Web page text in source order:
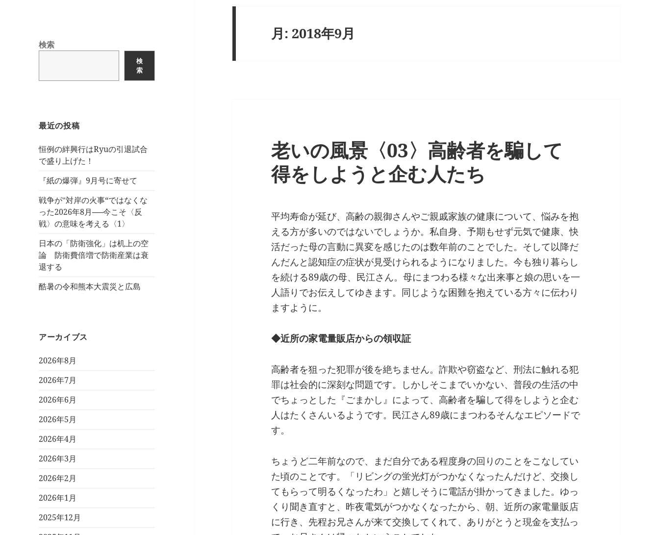
検索
検
索
最近の投稿
恒例の絆興行はRyuの引退試合
で盛り上げた！
『紙の爆弾』9月号に寄せて
戦争が‟対岸の火事“ではなくな
った2026年8月──今こそ〈反
戦〉の意味を考える〈1〉
日本の「防衛強化」は机上の空
論 防衛費倍増で防衛産業は衰
退する
酷暑の令和熊本大震災と広島
アーカイブス
2026年8月
2026年7月
2026年6月
2026年5月
2026年4月
2026年3月
2026年2月
2026年1月
2025年12月
月: 2018年9月
老いの風景〈03〉高齢者を騙して
得をしようと企む人たち
平均寿命が延び、高齢の親御さんやご親戚家族の健康について、悩みを抱
える方が多いのではないでしょうか。私自身、予期もせず元気で健康、快
活だった母の言動に異変を感じたのは数年前のことでした。そして以降だ
んだんと認知症の症状が見受けられるようになりました。今も独り暮らし
を続ける89歳の母、民江さん。母にまつわる様々な出来事と娘の思いを一
人語りでお伝えしてゆきます。同じような困難を抱えている方々に伝わり
ますように。
◆近所の家電量販店からの領収証
高齢者を狙った犯罪が後を絶ちません。詐欺や窃盗など、刑法に触れる犯
罪は社会的に深刻な問題です。しかしそこまでいかない、普段の生活の中
でちょっとした『ごまかし』によって、高齢者を騙して得をしようと企む
人はたくさんいるようです。民江さん89歳にまつわるそんなエピソードで
す。
ちょうど二年前なので、まだ自分である程度身の回りのことをこなしてい
た頃のことです。「リビングの蛍光灯がつかなくなったんだけど、交換し
てもらって明るくなったわ」と嬉しそうに電話が掛かってきました。ゆっ
くり聞き直すと、昨夜電気がつかなくなったから、朝、近所の家電量販店
に行き、先程お兄さんが来て交換してくれて、ありがとうと現金を支払っ